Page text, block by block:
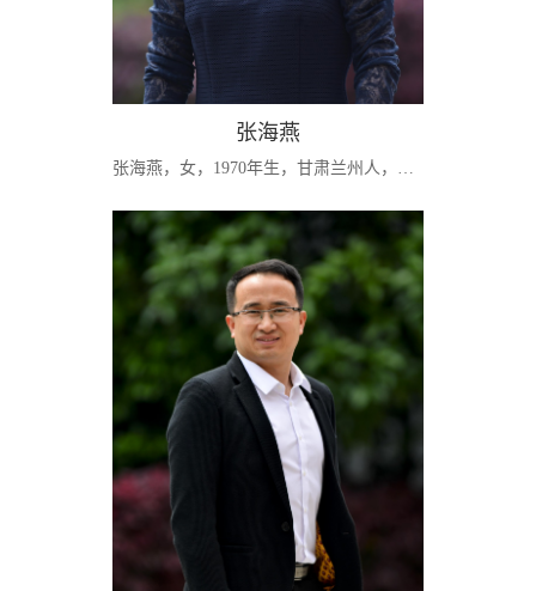
张海燕
张海燕，女，1970年生，甘肃兰州人，教授，硕士。[学习经历]1987.09—1991.07就读兰州财经大学全日制本科企业管理专业，获经济学学士学位；1996.07—1998.12湖南大学会计学研究生班学习；2006.09—2008.12华中科技大学系统工程专业，获硕士学位。[工作经历]1991.06—2015.12，湖南吉首大学商学院会计系任教（其中，2002.9晋升副教授、2005.5遴选为硕士生导师；2007.9晋升教授）；2016.01—至今，湖南师范大学商学院会计系任教。...